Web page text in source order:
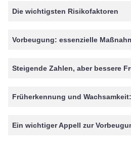
Die wichtigsten Risikofaktoren
Vorbeugung: essenzielle
Steigende Zahlen, aber bessere
Früherkennung und
Ein wichtiger Appell zur